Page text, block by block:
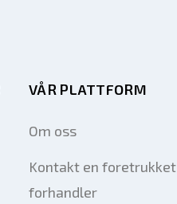
VÅR PLATTFORM
Om oss
Kontakt en foretrukket
forhandler